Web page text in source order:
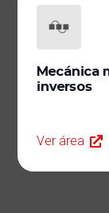
Mecánica
inversos
Ver área